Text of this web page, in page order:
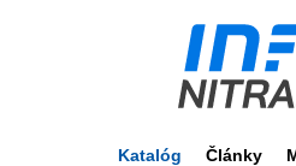
Katalóg Články